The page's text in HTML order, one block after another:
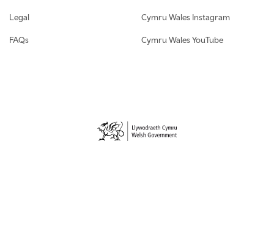
Legal
FAQs
Cymru Wales Instagram
Cymru Wales YouTube